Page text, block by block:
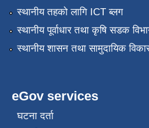
स्थानीय तहको लागि ICT ब्लग
स्थानीय पूर्वाधार तथा कृषि सडक
स्थानीय शासन तथा सामुदायिक
eGov services
घटना दर्ता